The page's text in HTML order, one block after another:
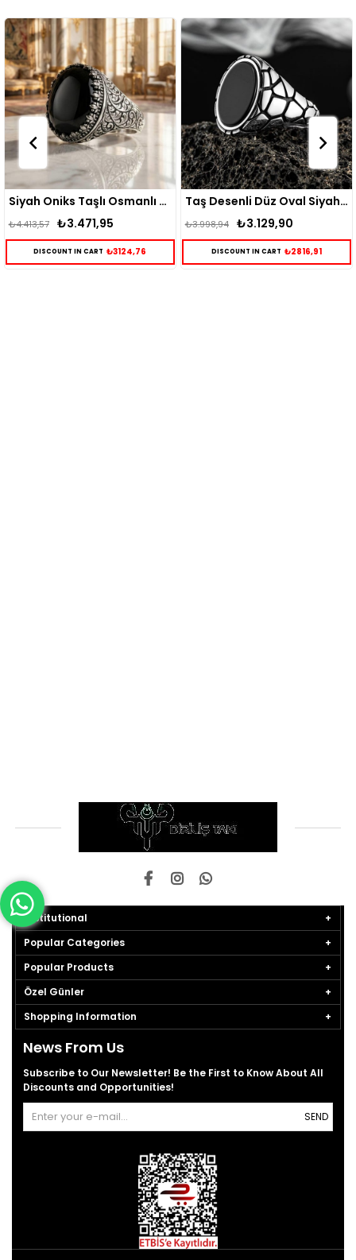
Siyah Oniks Taşlı Osmanlı Desenli Gümüş Yüzük
Taş Desenli Düz Oval Siyah Oniks Taşlı Gümüş Yüzük
₺3.129,90
₺3.998,94
DISCOUNT IN CART
₺3.015,88
₺3.865,67
DISCOUNT IN CART
Institutional
Popular Categories
Popular Products
Özel Günler
Shopping Information
News From Us
Subscribe to Our Newsletter! Be the First to Know About All
Discounts and Opportunities!
SEND